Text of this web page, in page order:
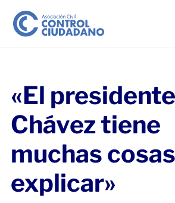
«El
Chávez tiene
muchas
explicar»